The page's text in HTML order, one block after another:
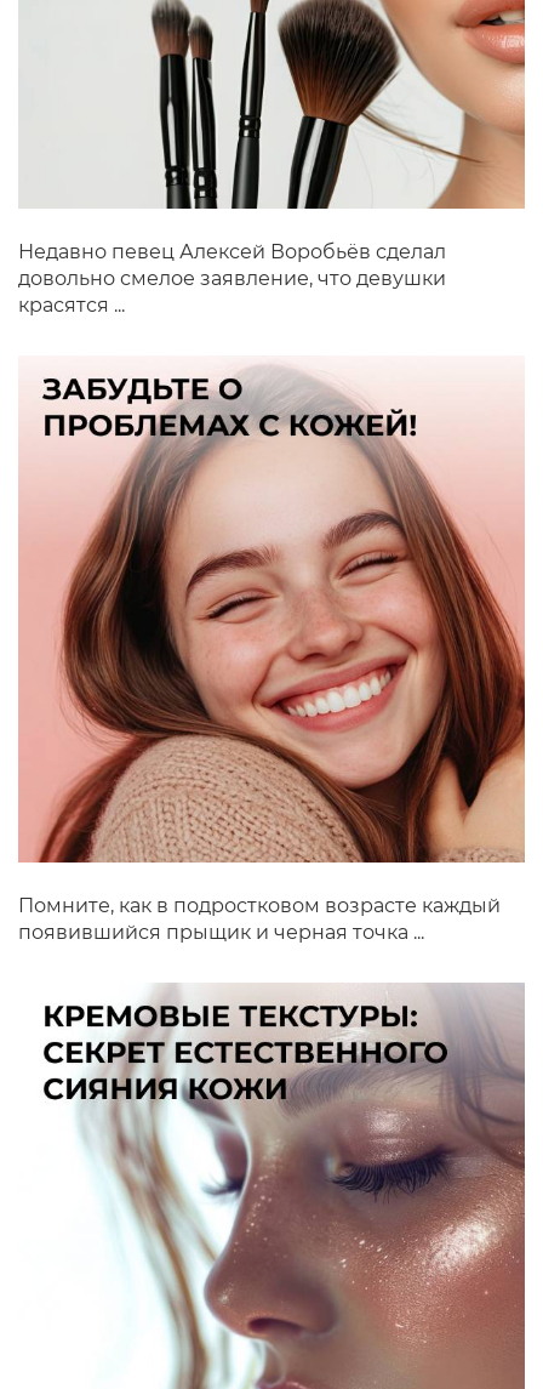
Недавно певец Алексей Воробьёв сделал
довольно смелое заявление, что девушки
красятся ...
Помните, как в подростковом возрасте каждый
появившийся прыщик и черная точка ...